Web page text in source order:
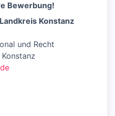
Bewerbung!
Konstanz
und Recht